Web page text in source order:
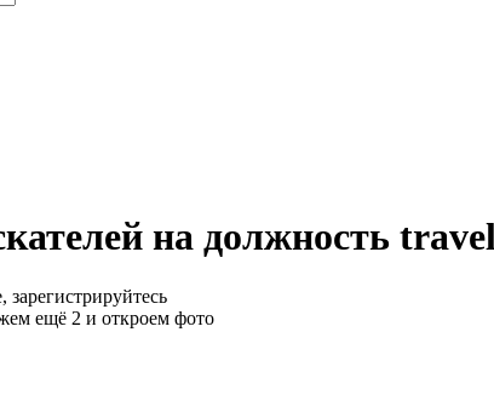
на должность
ещё 2 и откроем фото